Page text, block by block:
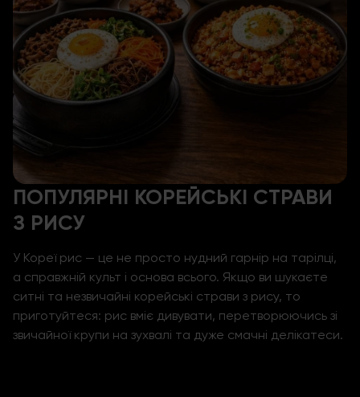
ПОПУЛЯРНІ КОРЕЙСЬКІ СТРАВИ
З РИСУ
У Кореї рис — це не просто нудний гарнір на тарілці,
а справжній культ і основа всього. Якщо ви шукаєте
ситні та незвичайні корейські страви з рису, то
приготуйтеся: рис вміє дивувати, перетворюючись зі
звичайної крупи на зухвалі та дуже смачні делікатеси.